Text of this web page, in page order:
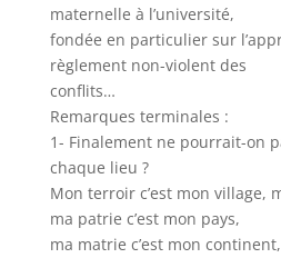
maternelle à l’université,
fondée en particulier sur
règlement non-violent des
conflits…
Remarques terminales :
1- Finalement ne pourrait-on
chaque lieu ?
Mon terroir c’est mon village,
ma patrie c’est mon pays,
ma matrie c’est mon continent,